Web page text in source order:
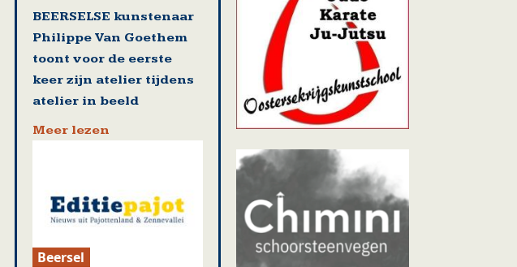
BEERSELSE kunstenaar
Philippe Van Goethem
toont voor de eerste
keer zijn atelier tijdens
atelier in beeld
Meer lezen
Beersel